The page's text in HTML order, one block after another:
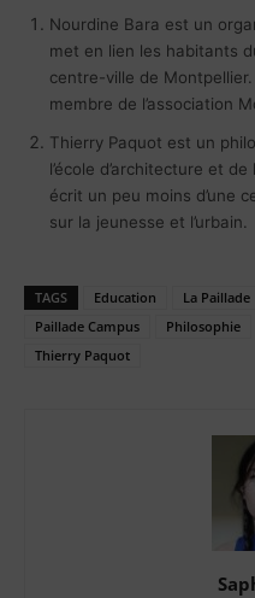
Nourdine Bara est un
met en lien les habitants
centre-ville de
membre de l’association
Thierry Paquot est un
l’école d’architecture et
écrit un peu moins d’une
sur la jeunesse et l’urbain.
TAGS Education La Paillade
Paillade Campus
Philosophie
Thierry Paquot